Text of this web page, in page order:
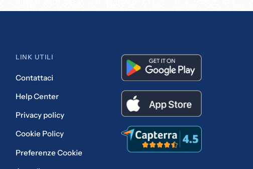
LINK UTILI
Contattaci
Help Center
Privacy policy
Cookie Policy
Preferenze Cookie